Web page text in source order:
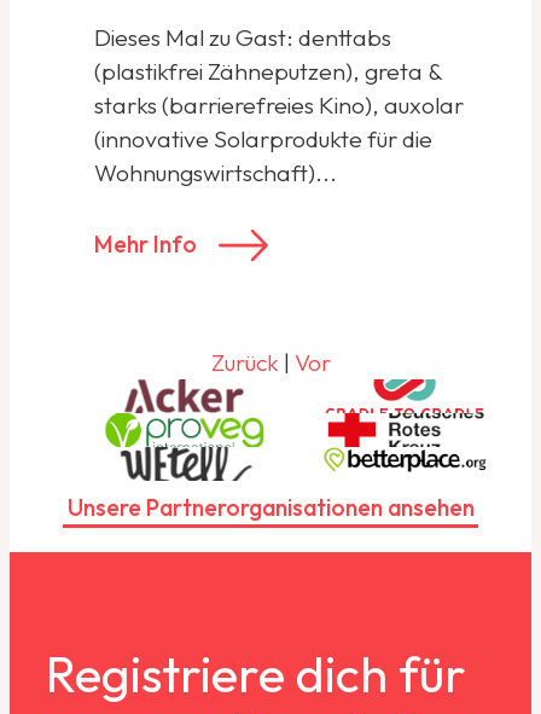
Dieses Mal zu Gast: denttabs
(plastikfrei Zähneputzen), greta &
starks (barrierefreies Kino), auxolar
(innovative Solarprodukte für die
Wohnungswirtschaft)...
Mehr Info
Zurück | Vor
Unsere Partnerorganisationen ansehen
Registriere dich für